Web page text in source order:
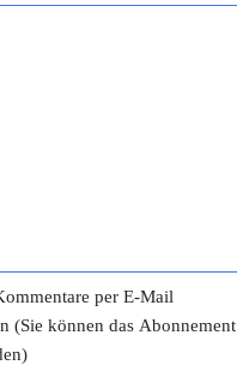
per E-Mail
(Sie können das Abonnement